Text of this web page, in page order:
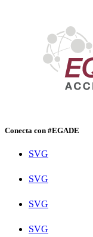
Conecta con #EGADE
SVG
SVG
SVG
SVG